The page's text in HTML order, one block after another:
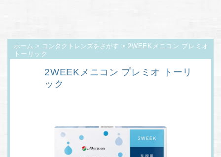
ホーム > コンタクトレンズをさがす > 2WEEKメニコン プレミオ
トーリック
2WEEKメニコン プレミオ トーリ
ック